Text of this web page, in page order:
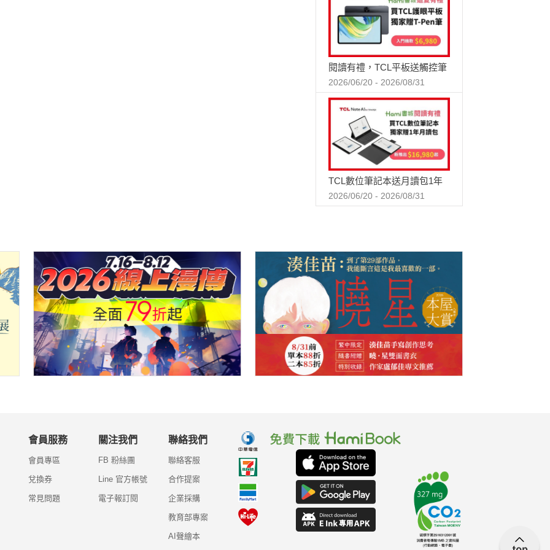
閱讀有禮，TCL平板送觸控筆
2026/06/20 - 2026/08/31
TCL數位筆記本送月讀包1年
2026/06/20 - 2026/08/31
會員服務
會員專區
兌換券
常見問題
關注我們
FB 粉絲團
Line 官方帳號
電子報訂閱
聯絡我們
聯絡客服
合作提案
企業採購
教育部專案
AI聲繪本